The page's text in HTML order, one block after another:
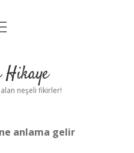
neşeli fikirler!
anlama gelir